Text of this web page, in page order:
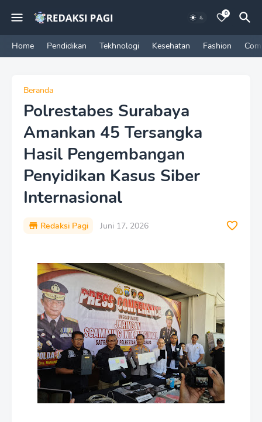
0
Home Pendidikan Tekhnologi Kesehatan Fashion
Beranda
Polrestabes Surabaya
Amankan 45 Tersangka
Hasil Pengembangan
Penyidikan Kasus Siber
Internasional
Redaksi Pagi Juni 17, 2026